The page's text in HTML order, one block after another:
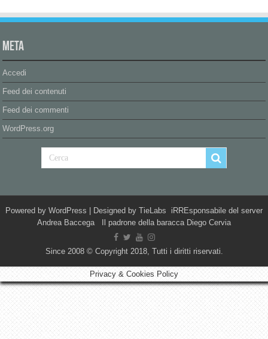
Meta
Accedi
Feed dei contenuti
Feed dei commenti
WordPress.org
Powered by WordPress | Designed by TieLabs iRREsponsabile del server
Andrea Baccega Il padrone della baracca Diego Cervia
Since 2008 © Copyright 2018, Tutti i diritti riservati.
Privacy & Cookies Policy